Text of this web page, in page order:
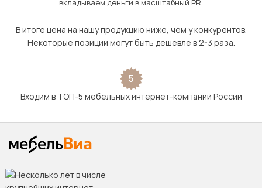
вкладываем деньги в масштабный PR.
В итоге цена на нашу продукцию ниже, чем у конкурентов.
Некоторые позиции могут быть дешевле в 2-3 раза.
5
Входим в ТОП-5 мебельных интернет-компаний России